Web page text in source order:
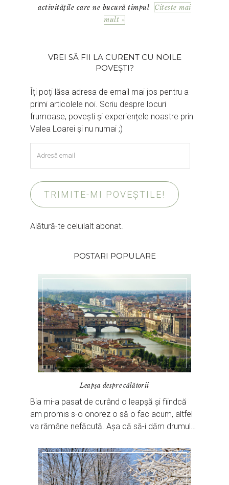
activitățile care ne bucură timpul
Citeste mai
mult »
VREI SĂ FII LA CURENT CU NOILE
POVEȘTI?
Îți poți lăsa adresa de email mai jos pentru a
primi articolele noi. Scriu despre locuri
frumoase, povești și experiențele noastre prin
Valea Loarei și nu numai ;)
email
TRIMITE-MI POVEȘTILE!
Alătură-te celuilalt abonat.
POSTARI POPULARE
Leapșa despre călătorii
Bia mi-a pasat de curând o leapșă și fiindcă
am promis s-o onorez o să o fac acum, altfel
va rămâne nefăcută. Așa că să-i dăm drumul…